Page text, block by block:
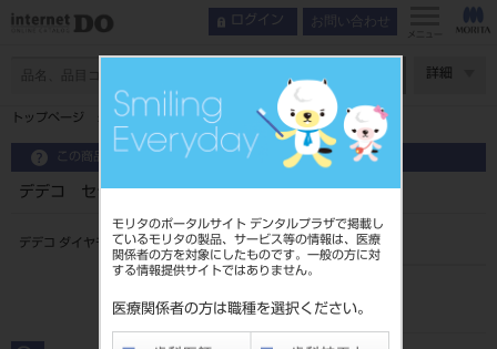
モリタのポータルサイト デンタルプラザで掲載し
ているモリタの製品、サービス等の情報は、医療
関係者の方を対象にしたものです。一般の方に対
する情報提供サイトではありません。
医療関係者の方は職種を選択ください。
ログイン お問い合わせ
メニュー
詳細
トップページ デデコ セラダイヤポリッシャー1148 3入 RA用
この商品に関するお問い合わせ
デデコ セラダイヤポリッシャー1148 3入 RA用
デデコ ダイヤモンド研削器具
206710890